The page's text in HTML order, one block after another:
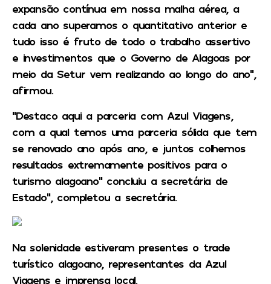
expansão contínua em nossa malha aérea, a
cada ano superamos o quantitativo anterior e
tudo isso é fruto de todo o trabalho assertivo
e investimentos que o Governo de Alagoas por
meio da Setur vem realizando ao longo do ano”,
afirmou.
“Destaco aqui a parceria com Azul Viagens,
com a qual temos uma parceria sólida que tem
se renovado ano após ano, e juntos colhemos
resultados extremamente positivos para o
turismo alagoano” concluiu a secretária de
Estado”, completou a secretária.
Na solenidade estiveram presentes o trade
turístico alagoano, representantes da Azul
Viagens e imprensa local.